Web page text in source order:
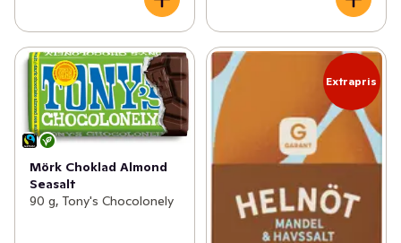
Mörk Choklad Almond
Seasalt
90 g, Tony's Chocolonely
Extrapris